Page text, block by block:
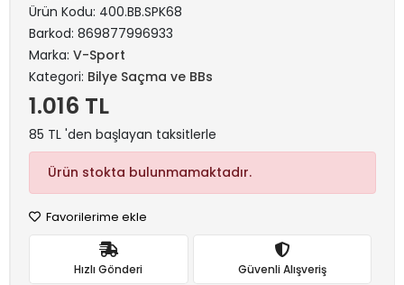
Ürün Kodu: 400.BB.SPK68
Barkod: 869877996933
Marka: V-Sport
Kategori: Bilye Saçma ve BBs
1.016 TL
85 TL 'den başlayan taksitlerle
Ürün stokta bulunmamaktadır.
Favorilerime ekle
Hızlı Gönderi Güvenli Alışveriş